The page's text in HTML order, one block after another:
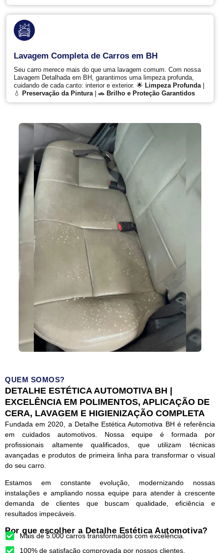
Lavagem Completa de Carros em BH
Seu carro merece mais do que uma lavagem comum. Com nossa
Lavagem Detalhada em BH, garantimos uma limpeza profunda,
cuidando de cada canto: interior e exterior. 🌟 Limpeza Profunda
💧
Preservação da Pintura | 🚗 Brilho e Proteção Garantidos
QUEM SOMOS?
DETALHE ESTÉTICA AUTOMOTIVA BH |
EXCELÊNCIA EM POLIMENTOS, APLICAÇÃO DE
CERA, LAVAGEM E HIGIENIZAÇÃO COMPLETA
Fundada em 2020, a Detalhe Estética Automotiva BH é referência
em cuidados automotivos. Nossa equipe é formada por
profissionais altamente qualificados, que utilizam técnicas
avançadas e produtos de primeira linha para transformar o visual
do seu carro.
Estamos em constante evolução, modernizando nossas
instalações e ampliando nossa equipe para atender à crescente
demanda de clientes que buscam qualidade, eficiência e
resultados impecáveis.
Por que escolher a Detalhe Estética Automotiva?
Mais de 5.000 carros transformados com excelência.
100% de satisfação comprovada por nossos clientes.